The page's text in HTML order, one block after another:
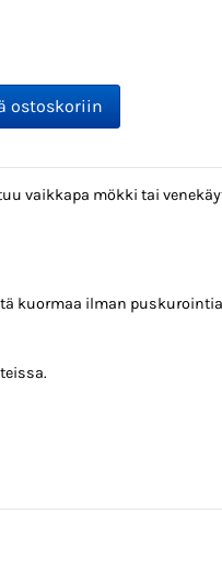
vaikkapa mökki tai
kuormaa ilman